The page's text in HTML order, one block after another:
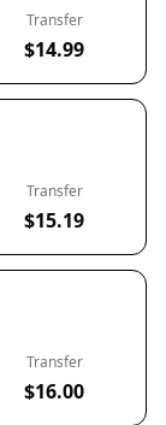
Transfer
$14.99
Transfer
$15.19
Transfer
$16.00